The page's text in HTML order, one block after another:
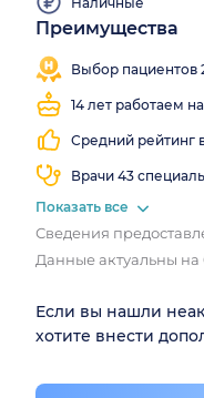
Преимущества
Выбор пациентов
14 лет работаем
Средний рейтинг
Врачи 43
запись
Работаем
выходные
Показать все
Сведения
Данные актуальны на
Если вы нашли
хотите внести